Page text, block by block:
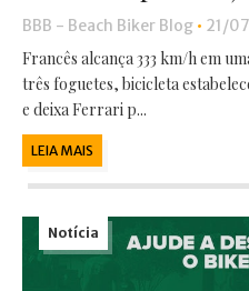
BBB - Beach Biker Blog • 21/
Francês alcança 333 km/h em
três foguetes, bicicleta
e deixa Ferrari p...
LEIA MAIS
Notícia